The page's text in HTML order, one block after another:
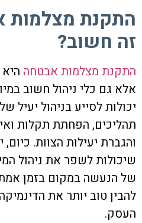
התקנת
זה חשוב?
התקנת מצלמות אבטחה
אלא גם כלי ניהול חשוב
יכולות לסייע בניהול
תהליכים, הפחתת תקלות
והגברת יעילות הצוות.
שיכולות לשפר את ניהול
של הנעשה במקום בזמן
להבין טוב יותר את
העסק.